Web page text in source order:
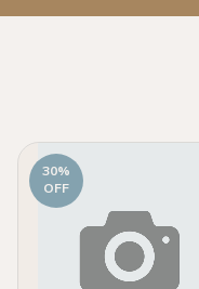
30%
OFF